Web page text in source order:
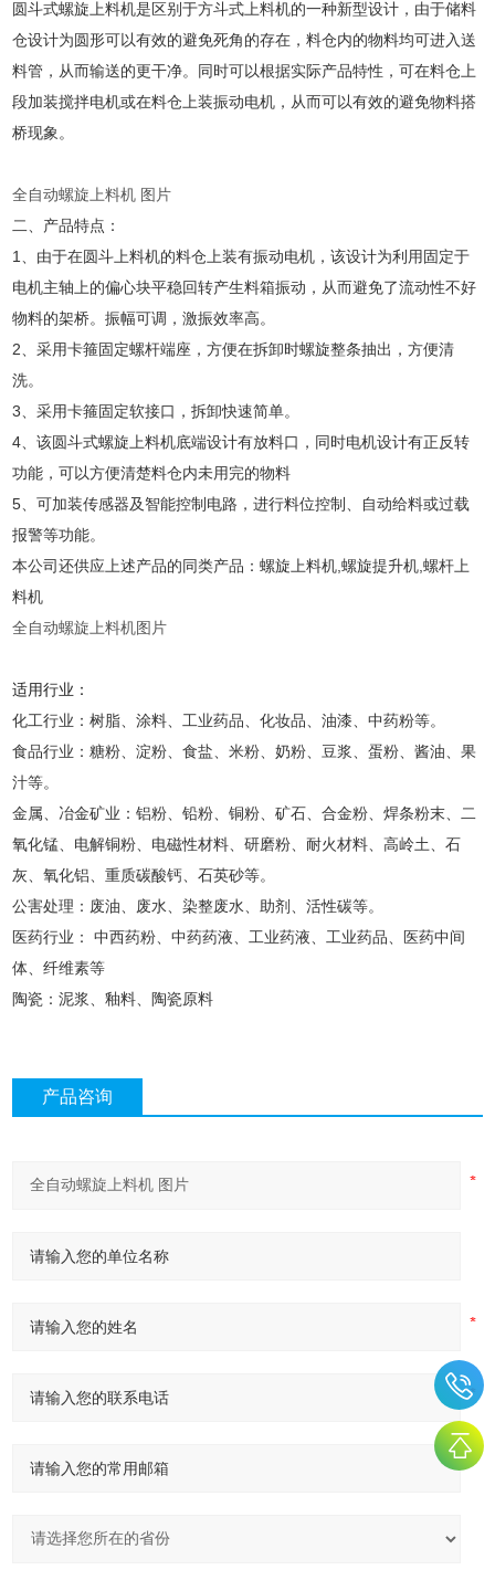
圆斗式螺旋上料机是区别于方斗式上料机的一种新型设计，由于储料
仓设计为圆形可以有效的避免死角的存在，料仓内的物料均可进入送
料管，从而输送的更干净。同时可以根据实际产品特性，可在料仓上
段加装搅拌电机或在料仓上装振动电机，从而可以有效的避免物料搭
桥现象。
全自动螺旋上料机 图片
二
、产品特点：
1、由于在圆斗上料机的料仓上装有振动电机，该设计为利用固定于
电机主轴上的偏心块平稳回转产生料箱振动，从而避免了流动性不好
物料的架桥。振幅可调，激振效率高。
2、采用卡箍固定螺杆端座，方便在拆卸时螺旋整条抽出，方便清
洗。
3、采用卡箍固定软接口，拆卸快速简单。
4、该圆斗式螺旋上料机底端设计有放料口，同时电机设计有正反转
功能，可以方便清楚料仓内未用完的物料
5、可加装传感器及智能控制电路，进行料位控制、自动给料或过载
报警等功能。
本公司还供应上述产品的同类产品：螺旋上料机,螺旋提升机,螺杆上
料机
全自动螺旋上料机图片
适用行业：
化工行业：树脂、涂料、工业药品、化妆品、油漆、中药粉等。
食品行业：糖粉、淀粉、食盐、米粉、奶粉、豆浆、蛋粉、酱油、果
汁等。
金属、冶金矿业：铝粉、铅粉、铜粉、矿石、合金粉、焊条粉末、二
氧化锰、电解铜粉、电磁性材料、研磨粉、耐火材料、高岭土、石
灰、氧化铝、重质碳酸钙、石英砂等。
公害处理：废油、废水、染整废水、助剂、活性碳等。
医药行业：
中西药粉、中药药液、工业药液、工业药品、医药中间
体、纤维素等
陶瓷：泥浆、釉料、陶瓷原料
产品咨询